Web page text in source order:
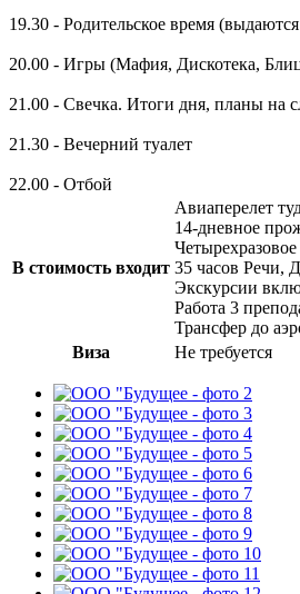
19.30 - Родительское время
20.00 - Игры (Мафия, Дискотека,
21.00 - Свечка. Итоги дня, планы на
21.30 - Вечерний туалет
22.00 - Отбой
В стоимость входит
Авиаперелет
14-дневное
35 часов Речи,
Экскурсии
Работа 3
Трансфер до
Виза
Не требуется